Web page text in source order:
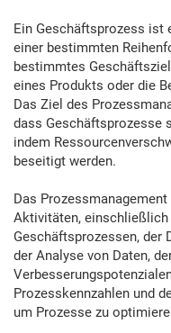
Ein Geschäftsprozess ist
einer bestimmten
bestimmtes
eines Produkts oder die
Das Ziel des
dass Geschäftsprozesse
indem
beseitigt werden.
Das
Aktivitäten,
Geschäftsprozessen, der
der Analyse von Daten,
Prozesskennzahlen und
um Prozesse zu